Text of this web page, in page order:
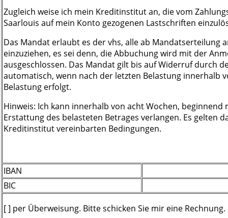
Zugleich weise ich mein Kreditinstitut an, die vom
Saarlouis auf mein Konto gezogenen Lastschriften
Das Mandat erlaubt es der vhs, alle ab Mandatserteilung
einzuziehen, es sei denn, die Abbuchung wird mit der
ausgeschlossen. Das Mandat gilt bis auf Widerruf durch
automatisch, wenn nach der letzten Belastung innerhalb
Belastung erfolgt.
Hinweis: Ich kann innerhalb von acht Wochen,
Erstattung des belasteten Betrages verlangen. Es gelten
Kreditinstitut vereinbarten Bedingungen.
IBAN
BIC
[ ] per Überweisung. Bitte schicken Sie mir eine Rechnung.